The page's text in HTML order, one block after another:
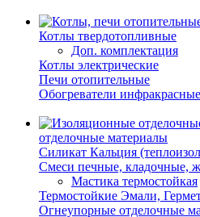
Котлы твердотопливные
Доп. комплектация
Котлы электрические
Печи отопительные
Обогреватели
отделочные материалы
Силикат Кальция
Смеси печные, кладочные,
Мастика термостойкая
Термостойкие Эмали,
Огнеупорные отделочные